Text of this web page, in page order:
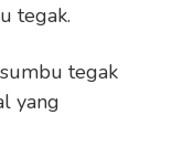
tegak.
tegak
yang